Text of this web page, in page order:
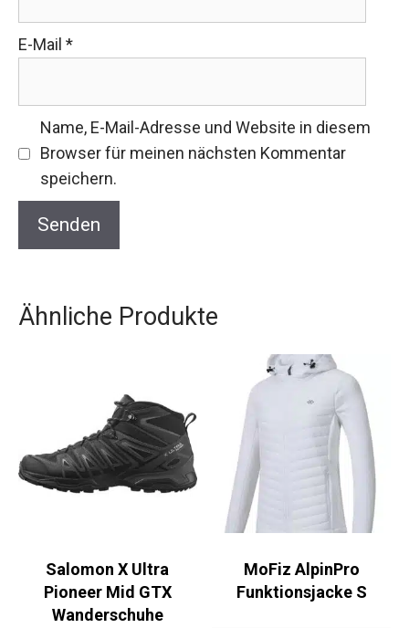
E-Mail *
Name, E-Mail-Adresse und Website in diesem
Browser für meinen nächsten Kommentar
speichern.
Ähnliche Produkte
Salomon X Ultra
Pioneer Mid GTX
Wanderschuhe
MoFiz AlpinPro
Funktionsjacke S